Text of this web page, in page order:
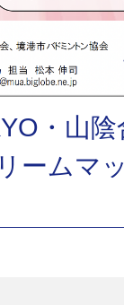
・山
ームマ